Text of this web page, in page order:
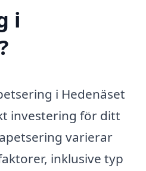
i
i Hedenäset
investering för ditt
varierar
inklusive typ